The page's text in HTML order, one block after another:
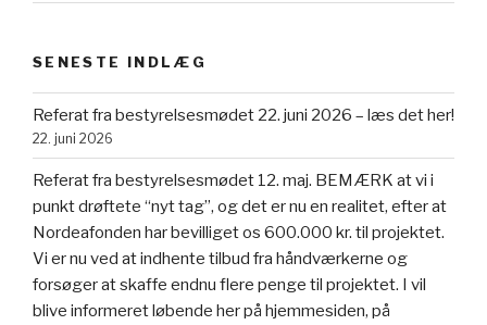
SENESTE INDLÆG
Referat fra bestyrelsesmødet 22. juni 2026 – læs det her!
22. juni 2026
Referat fra bestyrelsesmødet 12. maj. BEMÆRK at vi i
punkt drøftete “nyt tag”, og det er nu en realitet, efter at
Nordeafonden har bevilliget os 600.000 kr. til projektet.
Vi er nu ved at indhente tilbud fra håndværkerne og
forsøger at skaffe endnu flere penge til projektet. I vil
blive informeret løbende her på hjemmesiden, på